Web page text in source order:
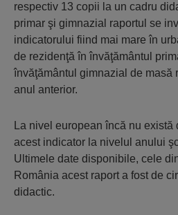
respectiv 13 copii la un cadru
primar şi gimnazial raportul se
indicatorului fiind mai mare în
de rezidenţă în învăţământul
învăţământul gimnazial de masă
anul anterior.
La nivel european încă nu
acest indicator la nivelul anului
Ultimele date disponibile, cele
România acest raport a fost de
didactic.